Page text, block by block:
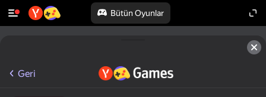
Bütün Oyunlar
Geri